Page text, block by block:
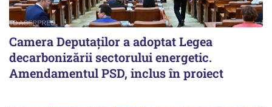
Camera Deputaților a adoptat Legea
decarbonizării sectorului energetic.
Amendamentul PSD, inclus în proiect